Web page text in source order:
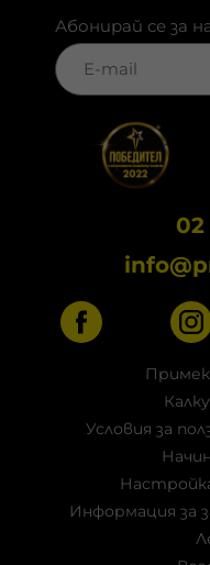
Абонирай се за
02
Условия за
Информация за